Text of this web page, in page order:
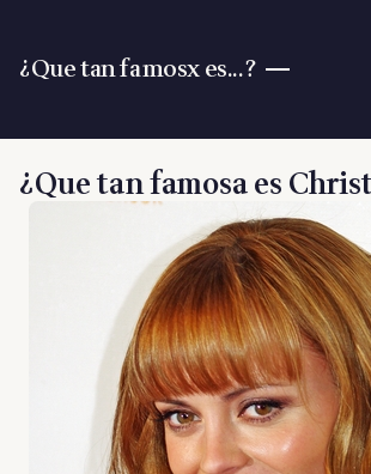
¿Que tan famosx es...?
¿Que tan famosa es